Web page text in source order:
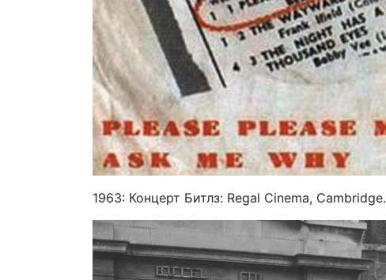
1963: Концерт Битлз: Regal Cinema, Cambridge.